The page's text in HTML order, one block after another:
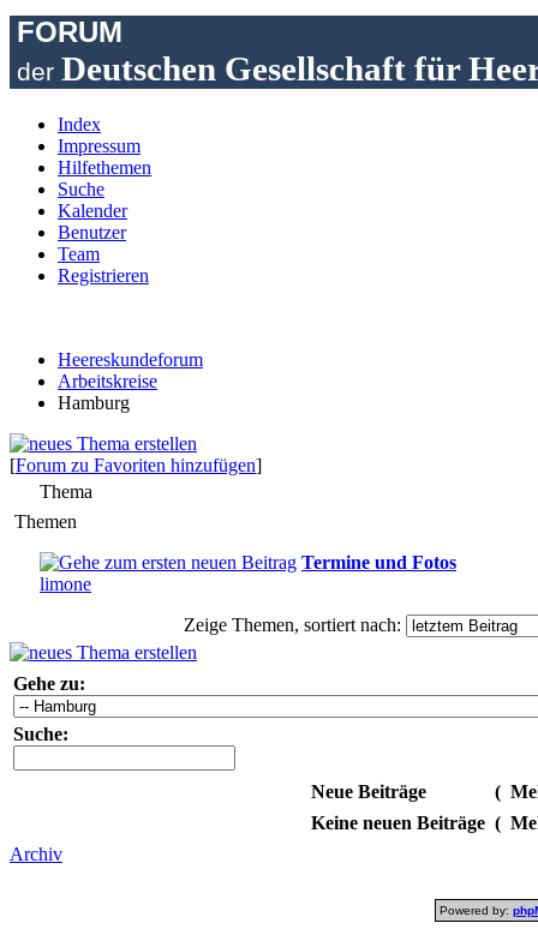
FORUM
der Deutschen Gesellschaft für
Index
Impressum
Hilfethemen
Suche
Kalender
Benutzer
Team
Registrieren
Heereskundeforum
Arbeitskreise
Hamburg
[Forum zu Favoriten hinzufügen]
Thema
Themen
Termine und Fotos
limone
Zeige Themen, sortiert nach:
Gehe zu:
Suche:
Neue Beiträge (
Keine neuen Beiträge (
Archiv
Powered by: